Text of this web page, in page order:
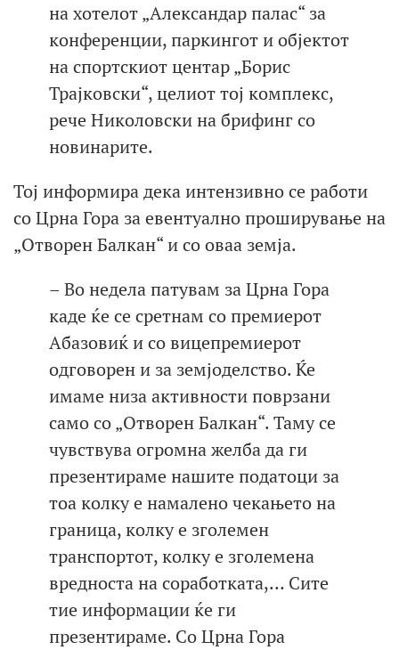
на хотелот „Александар палас“ за
конференции, паркингот и објектот
на спортскиот центар „Борис
Трајковски“, целиот тој комплекс,
рече Николовски на брифинг со
новинарите.
Тој информира дека интензивно се работи
со Црна Гора за евентуално проширување на
„Отворен Балкан“ и со оваа земја.
– Во недела патувам за Црна Гора
каде ќе се сретнам со премиерот
Абазовиќ и со вицепремиерот
одговорен и за земјоделство. Ќе
имаме низа активности поврзани
само со „Отворен Балкан“. Таму се
чувствува огромна желба да ги
презентираме нашите податоци за
тоа колку е намалено чекањето на
граница, колку е зголемен
транспортот, колку е зголемена
вредноста на соработката,… Сите
тие информации ќе ги
презентираме. Со Црна Гора